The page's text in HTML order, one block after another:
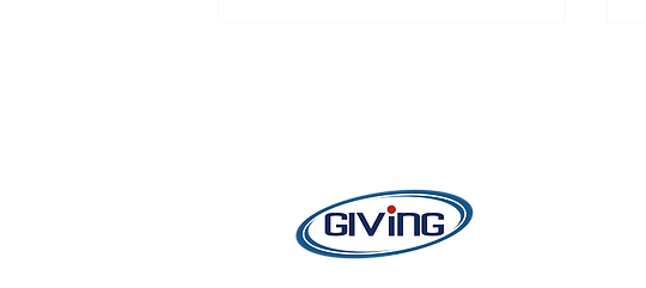
【記銘開箱｜青石上已購客戶